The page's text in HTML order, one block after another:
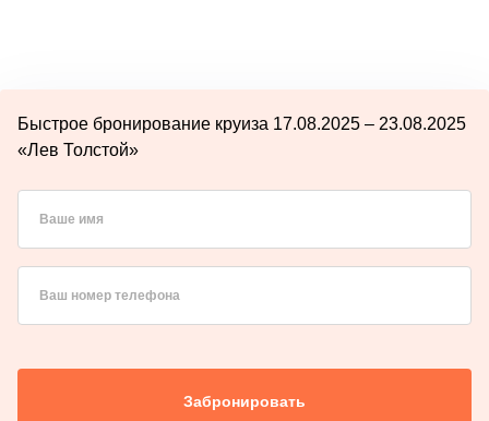
Быстрое бронирование круиза 17.08.2025 – 23.08.2025
«Лев Толстой»
Ваше имя
Ваш номер телефона
Забронировать